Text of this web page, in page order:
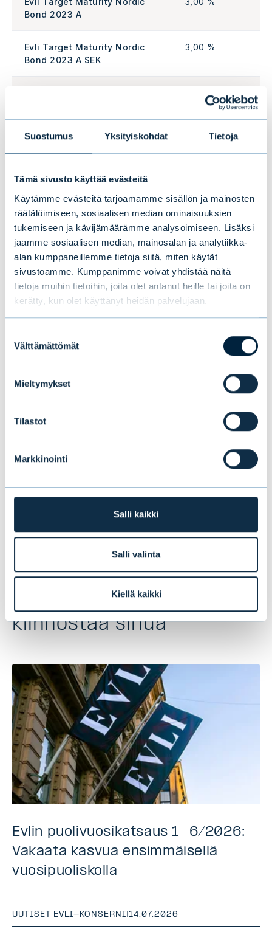
Suostumus Yksityiskohdat Tietoja
Tämä sivusto käyttää evästeitä
Käytämme evästeitä tarjoamamme sisällön ja mainosten
räätälöimiseen, sosiaalisen median ominaisuuksien
tukemiseen ja kävijämäärämme analysoimiseen. Lisäksi
jaamme sosiaalisen median, mainosalan ja analytiikka-
alan kumppaneillemme tietoja siitä, miten käytät
sivustoamme. Kumppanimme voivat yhdistää näitä
tietoja muihin tietoihin, joita olet antanut heille tai joita on
kerätty, kun olet käyttänyt heidän palvelujaan.
valinta
Välttämättömät
Mieltymykset
Tilastot
Markkinointi
Salli kaikki
Salli valinta
Kiellä kaikki
Bond 2023 A
Evli Target Maturity Nordic
Bond 2023 A SEK
3,00 %
3,00 %
Evli Target Maturity Nordic
Bond 2023 IA
3,00 %
Evli Valtionobligaatio A
Evli Varainhoito 30 A 4,00 %
4,00 %
Evli Yrityslaina A 3,00 %
Evli Yrityslaina IA 3,00 %
Vaihtoehtorahasto
Evli Healthcare I Ky
Evli Vuokratuotto A
Tiedot päivitetty 15.3.2021 klo 15.10.
Tämä saattaa myös
kiinnostaa sinua
Evlin puolivuosikatsaus 1–6/2026:
Vakaata kasvua ensimmäisellä
vuosipuoliskolla
UUTISET | EVLI-KONSERNI|14.07.2026